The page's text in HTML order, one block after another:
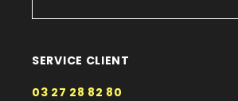
SERVICE CLIENT
03 27 28 82 80